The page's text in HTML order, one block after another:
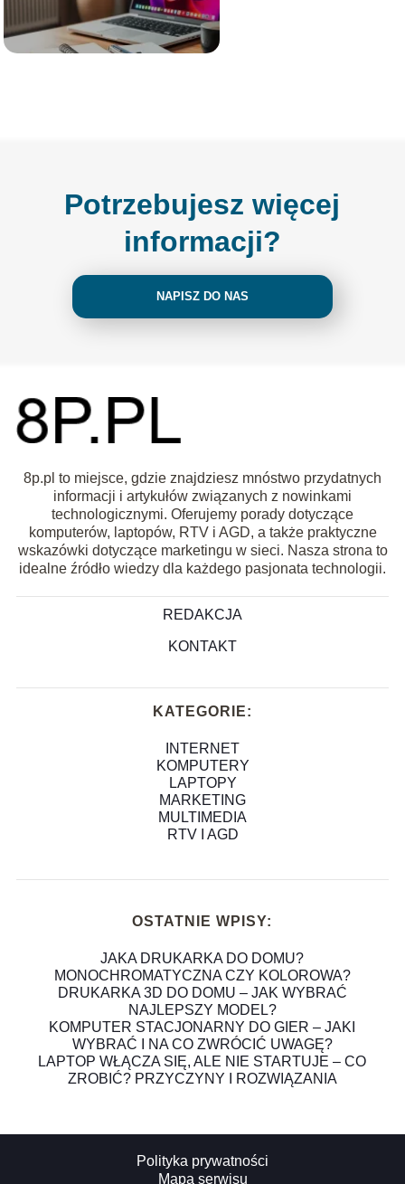
Potrzebujesz więcej
informacji?
NAPISZ DO NAS
8p.pl to miejsce, gdzie znajdziesz mnóstwo przydatnych
informacji i artykułów związanych z nowinkami
technologicznymi. Oferujemy porady dotyczące
komputerów, laptopów, RTV i AGD, a także praktyczne
wskazówki dotyczące marketingu w sieci. Nasza strona to
idealne źródło wiedzy dla każdego pasjonata technologii.
REDAKCJA
KONTAKT
KATEGORIE:
INTERNET
KOMPUTERY
LAPTOPY
MARKETING
MULTIMEDIA
RTV I AGD
OSTATNIE WPISY:
JAKA DRUKARKA DO DOMU?
MONOCHROMATYCZNA CZY KOLOROWA?
DRUKARKA 3D DO DOMU – JAK WYBRAĆ
NAJLEPSZY MODEL?
KOMPUTER STACJONARNY DO GIER – JAKI
WYBRAĆ I NA CO ZWRÓCIĆ UWAGĘ?
LAPTOP WŁĄCZA SIĘ, ALE NIE STARTUJE – CO
ZROBIĆ? PRZYCZYNY I ROZWIĄZANIA
Polityka prywatności
Mapa serwisu